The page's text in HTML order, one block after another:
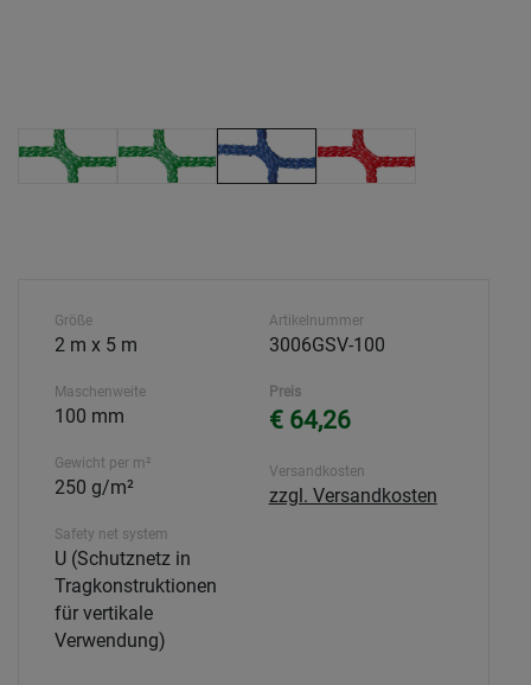
Größe
2 m x 5 m
Maschenweite
100 mm
Gewicht per m²
250 g/m²
Safety net system
U (Schutznetz in
Tragkonstruktionen
für vertikale
Verwendung)
Artikelnummer
3006GSV-100
Preis
€ 64,26
Versandkosten
zzgl. Versandkosten